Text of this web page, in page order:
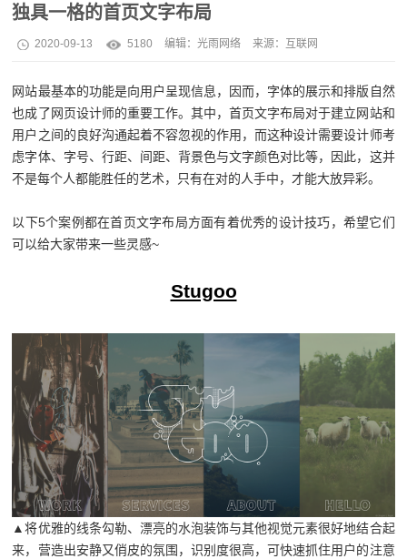
独具一格的首页文字布局
2020-09-13 5180 编辑：光雨网络 来源：互联网
网站最基本的功能是向用户呈现信息，因而，字体的展示和排版自然
也成了网页设计师的重要工作。其中，首页文字布局对于建立网站和
用户之间的良好沟通起着不容忽视的作用，而这种设计需要设计师考
虑字体、字号、行距、间距、背景色与文字颜色对比等，因此，这并
不是每个人都能胜任的艺术，只有在对的人手中，才能大放异彩。
以下5个案例都在首页文字布局方面有着优秀的设计技巧，希望它们
可以给大家带来一些灵感~
Stugoo
▲将优雅的线条勾勒、漂亮的水泡装饰与其他视觉元素很好地结合起
来，营造出安静又俏皮的氛围，识别度很高，可快速抓住用户的注意